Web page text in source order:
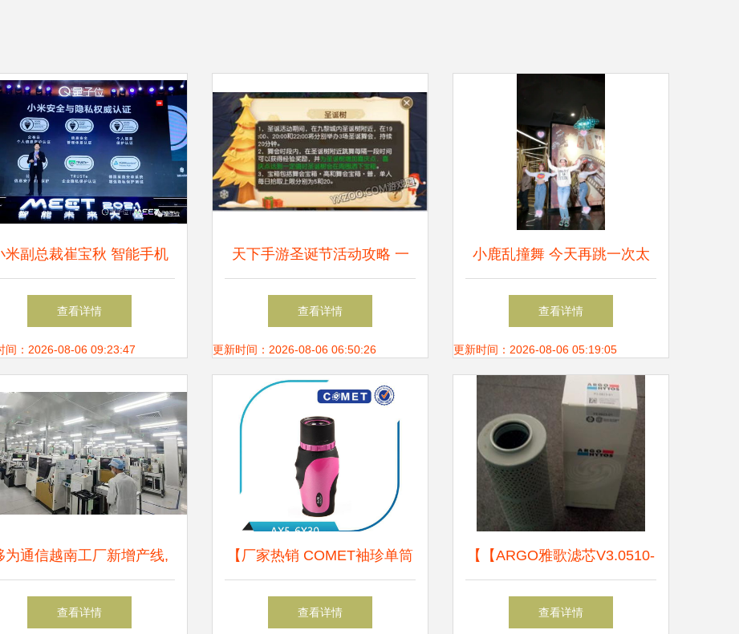
米副总裁崔宝秋 智能手机
今天ai技术最大的平台,aiot
ai无处不在 meet 2021...
查看详情
间：2026-08-06 09:23:47
天下手游圣诞节活动攻略 一
起来圣诞大战吧
查看详情
更新时间：2026-08-06 06:50:26
小鹿乱撞舞 今天再跳一次太
喜欢啦
查看详情
更新时间：2026-08-06 05:19:05
为通信越南工厂新增产线,
产能预计提升20 30
查看详情
【厂家热销 COMET袖珍单筒
望远镜非红外线手持式 6X30
查看详情
【【ARGO雅歌滤芯V3.0510-
06】】价格_厂家_图片
查看详情